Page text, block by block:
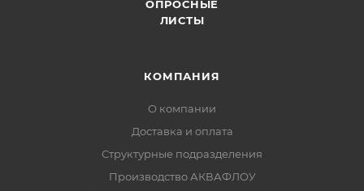
ОПРОСНЫЕ
ЛИСТЫ
КОМПАНИЯ
О компании
Доставка и оплата
Структурные подразделения
Производство АКВАФЛОУ